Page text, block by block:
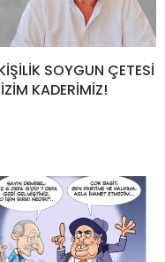
SOYGUN ÇETESİ
KADERİMİZ!